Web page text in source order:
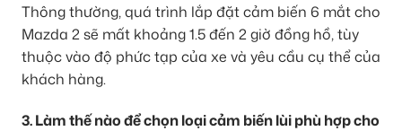
Thông thường, quá trình lắp đặt cảm biến 6 mắt cho
Mazda 2 sẽ mất khoảng 1.5 đến 2 giờ đồng hồ, tùy
thuộc vào độ phức tạp của xe và yêu cầu cụ thể của
khách hàng.
3. Làm thế nào để chọn loại cảm biến lùi phù hợp cho